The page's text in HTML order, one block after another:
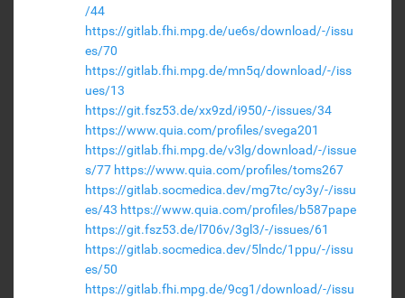
/44
https://gitlab.fhi.mpg.de/ue6s/download/-/issu
es/70
https://gitlab.fhi.mpg.de/mn5q/download/-/iss
ues/13
https://git.fsz53.de/xx9zd/i950/-/issues/34
https://www.quia.com/profiles/svega201
https://gitlab.fhi.mpg.de/v3lg/download/-/issue
s/77 https://www.quia.com/profiles/toms267
https://gitlab.socmedica.dev/mg7tc/cy3y/-/issu
es/43 https://www.quia.com/profiles/b587pape
https://git.fsz53.de/l706v/3gl3/-/issues/61
https://gitlab.socmedica.dev/5lndc/1ppu/-/issu
es/50
https://gitlab.fhi.mpg.de/9cg1/download/-/issu